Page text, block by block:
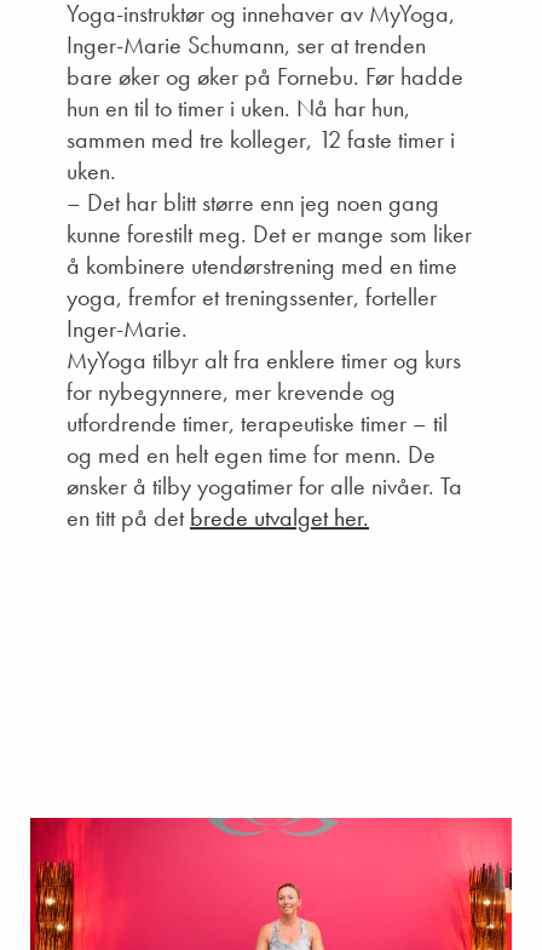
Yoga-instruktør og innehaver av MyYoga,
Inger-Marie Schumann, ser at trenden
bare øker og øker på Fornebu. Før hadde
hun en til to timer i uken. Nå har hun,
sammen med tre kolleger, 12 faste timer i
uken.
– Det har blitt større enn jeg noen gang
kunne forestilt meg. Det er mange som liker
å kombinere utendørstrening med en time
yoga, fremfor et treningssenter, forteller
Inger-Marie.
MyYoga tilbyr alt fra enklere timer og kurs
for nybegynnere, mer krevende og
utfordrende timer, terapeutiske timer – til
og med en helt egen time for menn. De
ønsker å tilby yogatimer for alle nivåer. Ta
en titt på detbrede utvalget her.